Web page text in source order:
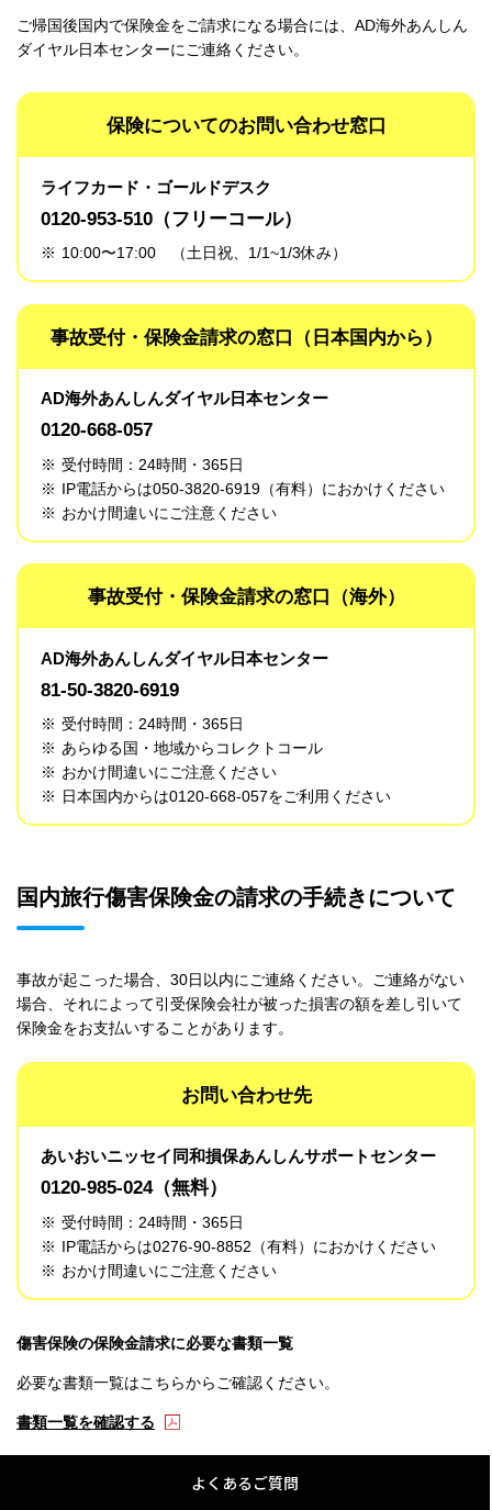
ご帰国後国内で保険金をご請求になる場合には、AD海外あんしん
ダイヤル日本センターにご連絡ください。
保険についてのお問い合わせ窓口
ライフカード・ゴールドデスク
0120-953-510（フリーコール）
※ 10:00〜17:00 （土日祝、1/1~1/3休み）
事故受付・保険金請求の窓口（日本国内から）
AD海外あんしんダイヤル日本センター
0120-668-057
※ 受付時間：24時間・365日
※ IP電話からは050-3820-6919（有料）におかけください
※ おかけ間違いにご注意ください
事故受付・保険金請求の窓口（海外）
AD海外あんしんダイヤル日本センター
81-50-3820-6919
※ 受付時間：24時間・365日
※ あらゆる国・地域からコレクトコール
※ おかけ間違いにご注意ください
※ 日本国内からは0120-668-057をご利用ください
国内旅行傷害保険金の請求の手続きについて
事故が起こった場合、30日以内にご連絡ください。ご連絡がない
場合、それによって引受保険会社が被った損害の額を差し引いて
保険金をお支払いすることがあります。
お問い合わせ先
あいおいニッセイ同和損保あんしんサポートセンター
0120-985-024（無料）
※ 受付時間：24時間・365日
※ IP電話からは0276-90-8852（有料）におかけください
※ おかけ間違いにご注意ください
傷害保険の保険金請求に必要な書類一覧
必要な書類一覧はこちらからご確認ください。
書類一覧を確認する
よくあるご質問